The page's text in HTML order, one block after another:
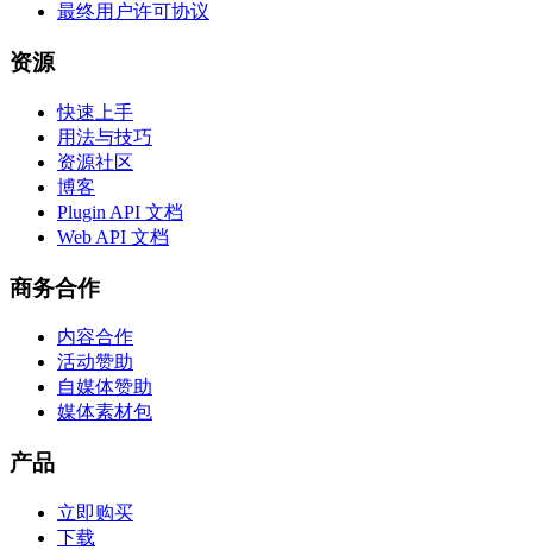
最终用户许可协议
资源
快速上手
用法与技巧
资源社区
博客
Plugin API 文档
Web API 文档
商务合作
内容合作
活动赞助
自媒体赞助
媒体素材包
产品
立即购买
下载